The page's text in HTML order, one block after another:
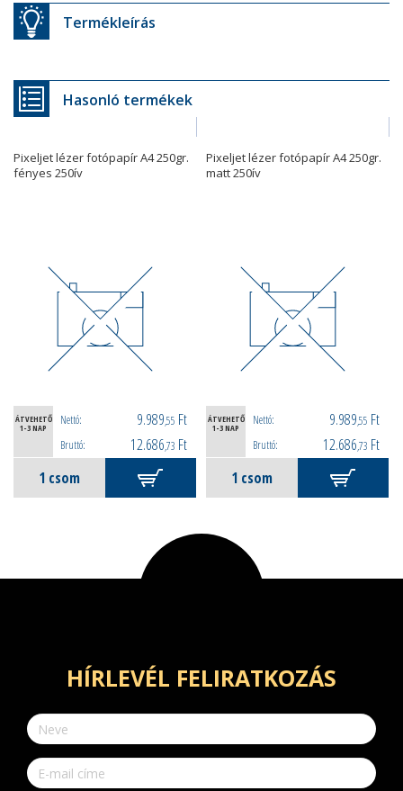
Termékleírás
Hasonló termékek
Pixeljet lézer fotópapír A4 250gr.
fényes 250ív
ÁTVEHETŐ
1-3 NAP
Nettó: 9.989,55 Ft
Bruttó: 12.686,73 Ft
Pixeljet lézer fotópapír A4 250gr.
matt 250ív
ÁTVEHETŐ
1-3 NAP
Nettó: 9.989,55 Ft
Bruttó: 12.686,73 Ft
HÍRLEVÉL FELIRATKOZÁS